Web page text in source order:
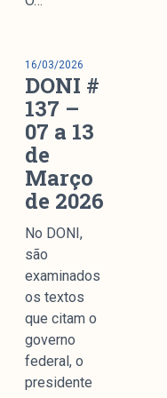
16/03/2026
DONI #
137 –
07 a 13
de
Março
de 2026
No DONI,
são
examinados
os textos
que citam o
governo
federal, o
presidente